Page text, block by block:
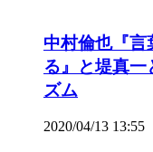
中村倫也『言
る』と堤真一
ズム
2020/04/13 13:55